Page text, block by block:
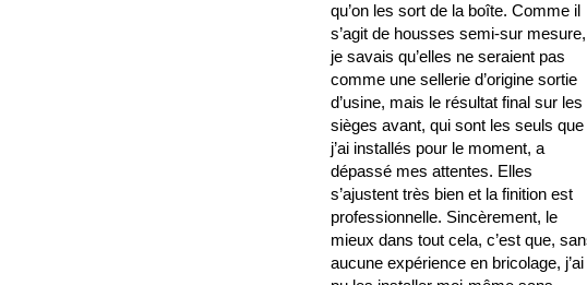
qu’on les sort de la boîte. Comme il
s’agit de housses semi-sur mesure,
je savais qu’elles ne seraient pas
comme une sellerie d’origine sortie
d’usine, mais le résultat final sur les
sièges avant, qui sont les seuls que
j’ai installés pour le moment, a
dépassé mes attentes. Elles
s’ajustent très bien et la finition est
professionnelle. Sincèrement, le
mieux dans tout cela, c’est que,
aucune expérience en bricolage, j’ai